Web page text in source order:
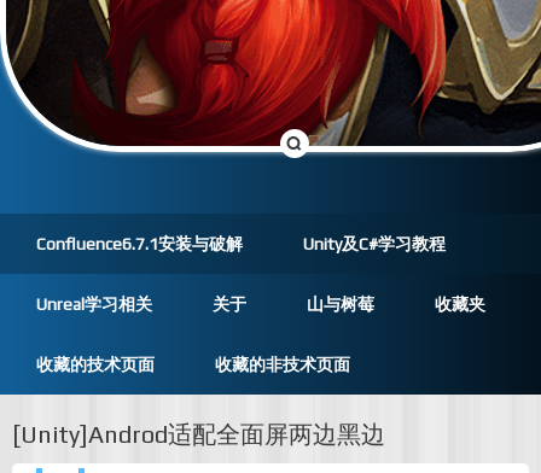
Confluence6.7.1安装与破解 Unity及C#学习教程
Unreal学习相关 关于 山与树莓 收藏夹
收藏的技术页面 收藏的非技术页面
[Unity]Androd适配全面屏两边黑边